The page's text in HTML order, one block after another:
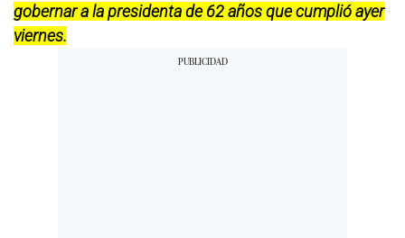
gobernar a la presidenta de 62 años que cumplió ayer
viernes.